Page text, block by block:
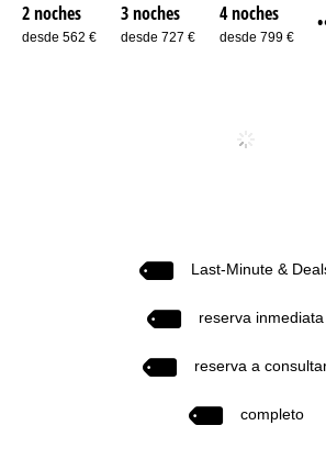
2 noches
desde 562 €
3 noches
desde 727 €
4 noches
desde 799 €
Last-Minute &
reserva inmediata
reserva a
completo